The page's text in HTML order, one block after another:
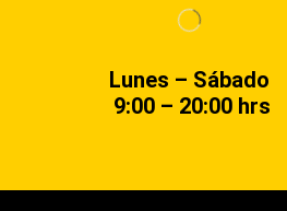
Lunes – Sábado
9:00 – 20:00 hrs